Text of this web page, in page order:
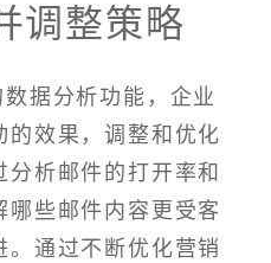
调整策略
据分析功能，企业
的效果，调整和优化
析邮件的打开率和
哪些邮件内容更受客
。通过不断优化营销